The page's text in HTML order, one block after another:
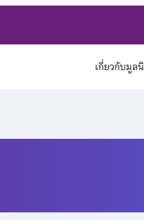
เกี่ยวกับมูล